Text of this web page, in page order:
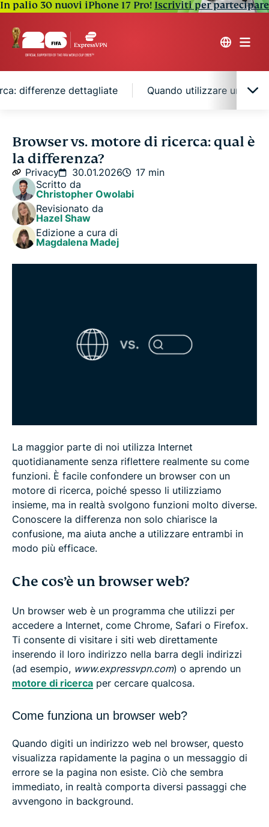
In palio 30 nuovi iPhone 17 Pro! Iscriviti per partecipare
differenze dettagliate Quando utilizzare un
Che cos’è un browser web?
Che cos’è un motore di ricerca?
Browser vs. motore di ricerca: differenze
dettagliate
Quando utilizzare un browser rispetto a un motore
di ricerca
Browser vs. motore di ricerca: qual è
la differenza?
Privacy 30.01.2026
17 min
Scritto da
Christopher Owolabi
Revisionato da
Hazel Shaw
Edizione a cura di
Magdalena Madej
La maggior parte di noi utilizza Internet
quotidianamente senza riflettere realmente su come
funzioni. È facile confondere un browser con un
motore di ricerca, poiché spesso li utilizziamo
insieme, ma in realtà svolgono funzioni molto diverse.
Conoscere la differenza non solo chiarisce la
confusione, ma aiuta anche a utilizzare entrambi in
modo più efficace.
Che cos’è un browser web?
Un browser web è un programma che utilizzi per
accedere a Internet, come Chrome, Safari o Firefox.
Ti consente di visitare i siti web direttamente
inserendo il loro indirizzo nella barra degli indirizzi
(ad esempio, www.expressvpn.com) o aprendo un
motore di ricerca per cercare qualcosa.
Come funziona un browser web?
Quando digiti un indirizzo web nel browser, questo
visualizza rapidamente la pagina o un messaggio di
errore se la pagina non esiste. Ciò che sembra
immediato, in realtà comporta diversi passaggi che
avvengono in background.